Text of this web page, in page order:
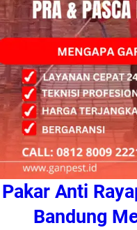
Pakar Anti
Bandung